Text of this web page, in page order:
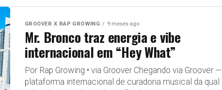
GROOVER X RAP GROWING 9 meses ago
Mr. Bronco traz energia e vibe
internacional em “Hey What”
Por Rap Growing • via Groover Chegando via Groover —
plataforma internacional de curadoria musical da qual